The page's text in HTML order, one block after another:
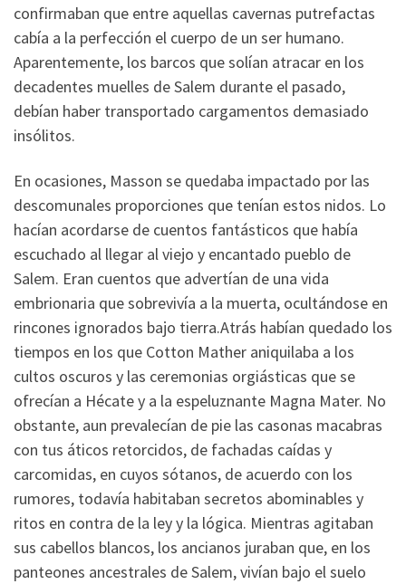
confirmaban que entre aquellas cavernas putrefactas
cabía a la perfección el cuerpo de un ser humano.
Aparentemente, los barcos que solían atracar en los
decadentes muelles de Salem durante el pasado,
debían haber transportado cargamentos demasiado
insólitos.
En ocasiones, Masson se quedaba impactado por las
descomunales proporciones que tenían estos nidos. Lo
hacían acordarse de cuentos fantásticos que había
escuchado al llegar al viejo y encantado pueblo de
Salem. Eran cuentos que advertían de una vida
embrionaria que sobrevivía a la muerta, ocultándose en
rincones ignorados bajo tierra.Atrás habían quedado los
tiempos en los que Cotton Mather aniquilaba a los
cultos oscuros y las ceremonias orgiásticas que se
ofrecían a Hécate y a la espeluznante Magna Mater. No
obstante, aun prevalecían de pie las casonas macabras
con tus áticos retorcidos, de fachadas caídas y
carcomidas, en cuyos sótanos, de acuerdo con los
rumores, todavía habitaban secretos abominables y
ritos en contra de la ley y la lógica. Mientras agitaban
sus cabellos blancos, los ancianos juraban que, en los
panteones ancestrales de Salem, vivían bajo el suelo